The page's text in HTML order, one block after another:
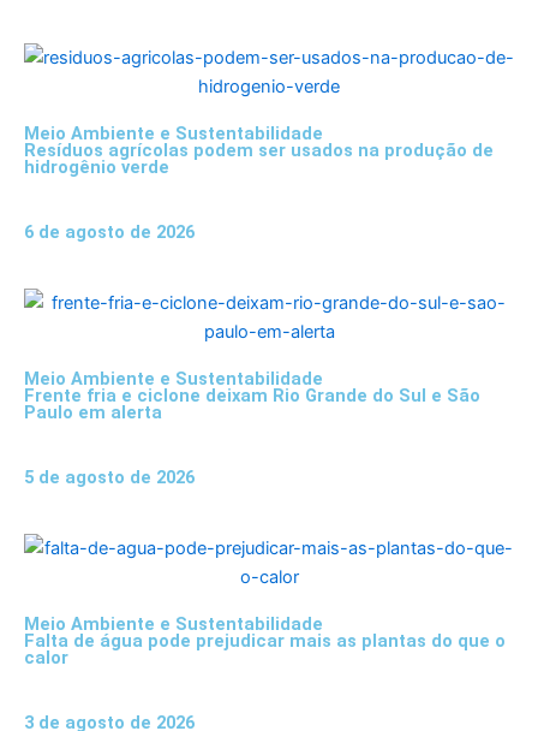
Meio Ambiente e Sustentabilidade
Resíduos agrícolas podem ser usados na produção de
hidrogênio verde
6 de agosto de 2026
Meio Ambiente e Sustentabilidade
Frente fria e ciclone deixam Rio Grande do Sul e São
Paulo em alerta
5 de agosto de 2026
Meio Ambiente e Sustentabilidade
Falta de água pode prejudicar mais as plantas do que o
calor
3 de agosto de 2026